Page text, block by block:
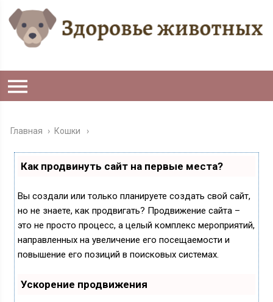
Главная › Кошки
Как продвинуть сайт на первые места?
Вы создали или только планируете создать свой сайт,
но не знаете, как продвигать? Продвижение сайта –
это не просто процесс, а целый комплекс мероприятий,
направленных на увеличение его посещаемости и
повышение его позиций в поисковых системах.
Ускорение продвижения